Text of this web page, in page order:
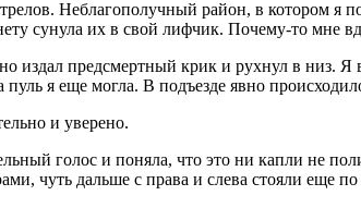
Неблагополучный район, в котором я
сунула их в свой лифчик. Почему-то мне
издал предсмертный крик и рухнул в низ. Я
я еще могла. В подъезде явно
и уверено.
голос и поняла, что это ни капли не
чуть дальше с права и слева стояли еще